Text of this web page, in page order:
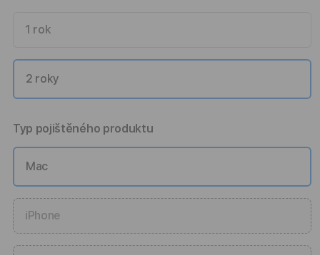
1 rok
2 roky
Typ pojištěného produktu
Mac
iPhone